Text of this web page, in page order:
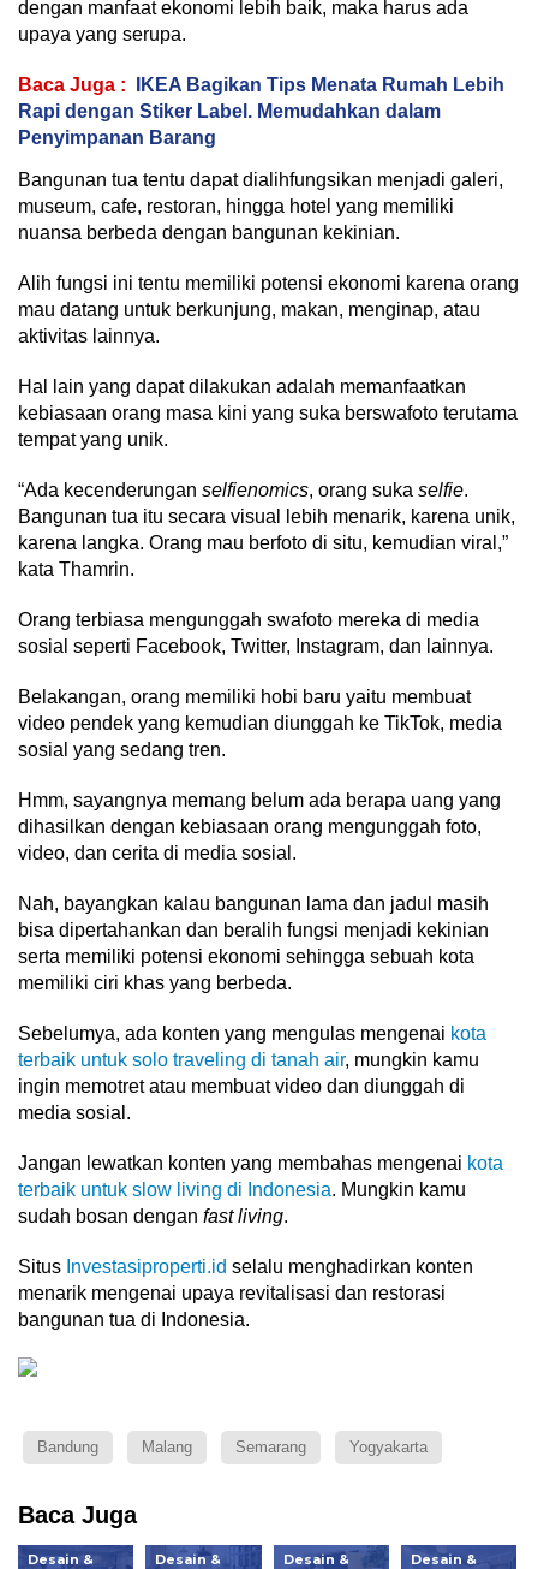
dengan manfaat ekonomi lebih baik, maka harus ada
upaya yang serupa.
Baca Juga :
IKEA Bagikan Tips Menata Rumah Lebih
Rapi dengan Stiker Label. Memudahkan dalam
Penyimpanan Barang
Bangunan tua tentu dapat dialihfungsikan menjadi galeri,
museum, cafe, restoran, hingga hotel yang memiliki
nuansa berbeda dengan bangunan kekinian.
Alih fungsi ini tentu memiliki potensi ekonomi karena orang
mau datang untuk berkunjung, makan, menginap, atau
aktivitas lainnya.
Hal lain yang dapat dilakukan adalah memanfaatkan
kebiasaan orang masa kini yang suka berswafoto terutama
tempat yang unik.
“Ada kecenderungan selfienomics, orang suka selfie.
Bangunan tua itu secara visual lebih menarik, karena unik,
karena langka. Orang mau berfoto di situ, kemudian viral,”
kata Thamrin.
Orang terbiasa mengunggah swafoto mereka di media
sosial seperti Facebook, Twitter, Instagram, dan lainnya.
Belakangan, orang memiliki hobi baru yaitu membuat
video pendek yang kemudian diunggah ke TikTok, media
sosial yang sedang tren.
Hmm, sayangnya memang belum ada berapa uang yang
dihasilkan dengan kebiasaan orang mengunggah foto,
video, dan cerita di media sosial.
Nah, bayangkan kalau bangunan lama dan jadul masih
bisa dipertahankan dan beralih fungsi menjadi kekinian
serta memiliki potensi ekonomi sehingga sebuah kota
memiliki ciri khas yang berbeda.
Sebelumya, ada konten yang mengulas mengenai kota
terbaik untuk solo traveling di tanah air, mungkin kamu
ingin memotret atau membuat video dan diunggah di
media sosial.
Jangan lewatkan konten yang membahas mengenai kota
terbaik untuk slow living di Indonesia. Mungkin kamu
sudah bosan dengan fast living.
Situs Investasiproperti.id selalu menghadirkan konten
menarik mengenai upaya revitalisasi dan restorasi
bangunan tua di Indonesia.
Bandung Malang Semarang Yogyakarta
Baca Juga
Desain &
Desain &
Desain &
Desain &